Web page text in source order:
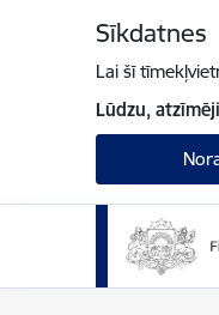
Sīkdatnes
Lai šī
Lūdzu,